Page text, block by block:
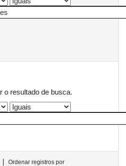
o resultado de busca.
|
Ordenar registros por